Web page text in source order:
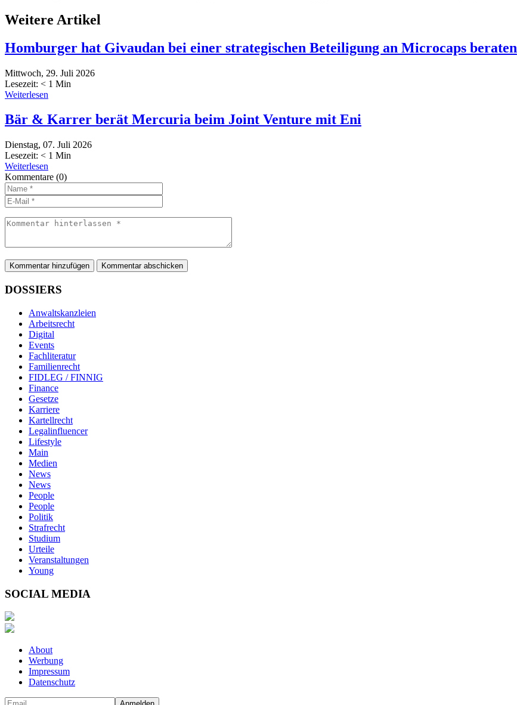
Weitere Artikel
Homburger hat Givaudan bei einer strategischen Beteiligung an Microcaps beraten
Mittwoch, 29. Juli 2026
Lesezeit: < 1 Min
Weiterlesen
Bär & Karrer berät Mercuria beim Joint Venture mit Eni
Dienstag, 07. Juli 2026
Lesezeit: < 1 Min
Weiterlesen
Kommentare (0)
Kommentar hinzufügen
DOSSIERS
Anwaltskanzleien
Arbeitsrecht
Digital
Events
Fachliteratur
Familienrecht
FIDLEG / FINNIG
Finance
Gesetze
Karriere
Kartellrecht
Legalinfluencer
Lifestyle
Main
Medien
News
News
People
People
Politik
Strafrecht
Studium
Urteile
Veranstaltungen
Young
SOCIAL MEDIA
About
Werbung
Impressum
Datenschutz